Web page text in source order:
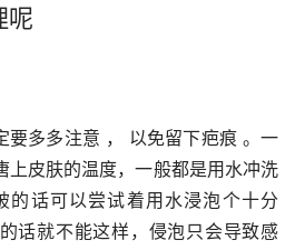
呢
多多注意 ， 以免留下疤痕 。一
上皮肤的温度，一般都是用水冲洗
的话可以尝试着用水浸泡个十分
话就不能这样，侵泡只会导致感